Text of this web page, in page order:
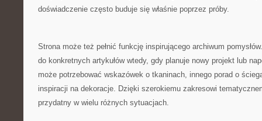
doświadczenie często buduje się właśnie poprzez próby.
Strona może też pełnić funkcję inspirującego archiwum
do konkretnych artykułów wtedy, gdy planuje nowy projekt lub
może potrzebować wskazówek o tkaninach, innego porad o
inspiracji na dekoracje. Dzięki szerokiemu zakresowi
przydatny w wielu różnych sytuacjach.